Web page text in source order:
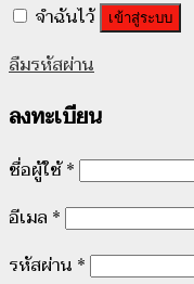
จำฉันไว้
เข้าสู่ระบบ
ลืมรหัสผ่าน
ลงทะเบียน
ชื่อผู้ใช้*
อีเมล *
รหัสผ่าน *